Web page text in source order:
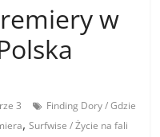
w
3
Finding Dory / Gdzie
,Surfwise / Życie na fali